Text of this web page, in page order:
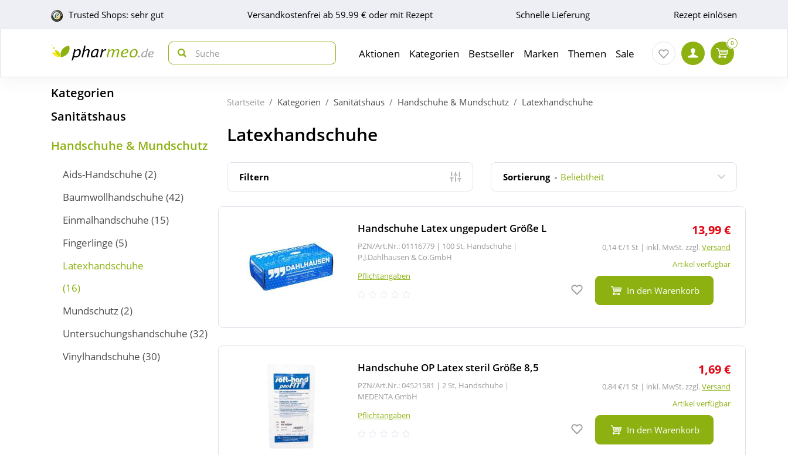
Trusted Shops: sehr gut Versandkostenfrei ab 59.99 € oder mit Rezept Schnelle Lieferung Rezept einlösen
Aktionen Kategorien Bestseller Marken Themen Sale
0
Kategorien
Sanitätshaus
Handschuhe & Mundschutz
Aids-Handschuhe (2)
Baumwollhandschuhe (42)
Einmalhandschuhe (15)
Fingerlinge (5)
Latexhandschuhe
(16)
Mundschutz(2)
Untersuchungshandschuhe (32)
Vinylhandschuhe (30)
Startseite Kategorien Sanitätshaus Handschuhe & Mundschutz Latexhandschuhe
Latexhandschuhe
Filtern Sortierung Beliebtheit
Handschuhe Latex ungepudert Größe L
PZN/Art.Nr.: 01116779 | 100 St, Handschuhe |
P.J.Dahlhausen & Co.GmbH
Pflichtangaben
13,99 €
0,14 €/1 St | inkl. MwSt. zzgl.Versand
Artikel verfügbar
Auf den Merkzettel
In den Warenkorb
Handschuhe OP Latex steril Größe 8,5
PZN/Art.Nr.: 04521581 | 2 St, Handschuhe |
MEDENTA GmbH
Pflichtangaben
1,69 €
0,84 €/1 St | inkl. MwSt. zzgl.Versand
Artikel verfügbar
Auf den Merkzettel
In den Warenkorb